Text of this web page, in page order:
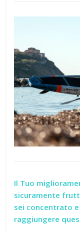
Il Tuo
sicuramente
sei concentrato
raggiungere